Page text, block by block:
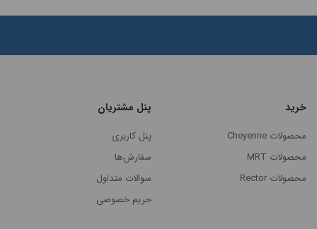
ترین
خرید
محصولات Cheyenne
محصولات MRT
محصولات Rector
پنل مشتریان
پنل کاربری
سفارش‌ها
سوالات متداول
حریم خصوصی